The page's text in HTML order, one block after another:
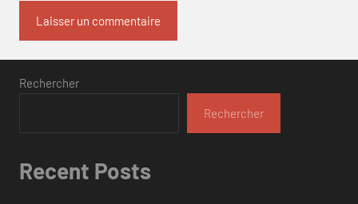
Rechercher
Rechercher
Recent Posts